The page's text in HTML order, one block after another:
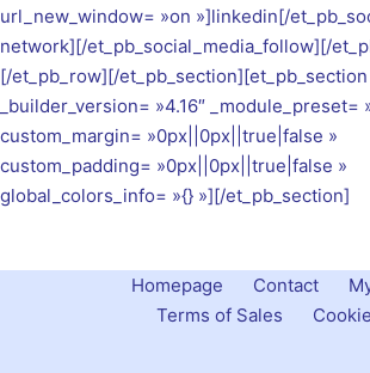
url_new_window= »on »]linkedin[/
network][/et_pb_social_media_follow][/
[/et_pb_row][/et_pb_section][et_pb_section
_builder_version= »4.16″ _module_preset=
custom_margin= »0px||0px||true|false »
custom_padding= »0px||0px||true|false »
global_colors_info= »{} »][/et_pb_section]
Homepage Contact
Terms of Sales